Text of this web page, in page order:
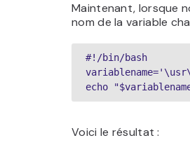
Maintenant, lorsque
nom de la variable
#!/bin/bash
echo
Voici le résultat :